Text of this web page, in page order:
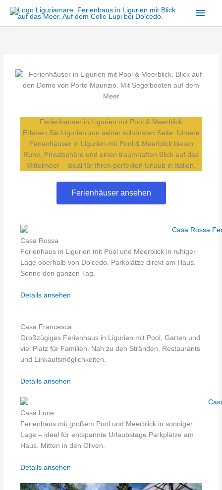
Inhalt
springen
Ferienhäuser in Ligurien mit Pool & Meerblick
Erleben Sie Ligurien von seiner schönsten Seite. Unsere
Ferienhäuser in Ligurien mit Pool & Meerblick bieten
Ruhe, Privatsphäre und einen traumhaften Blick auf das
Mittelmeer – ideal für Ihren perfekten Urlaub in Italien.
Ferienhäuser ansehen
Casa Rossa
Ferienhaus in Ligurien mit Pool und Meerblick in ruhiger
Lage oberhalb von Dolcedo. Parkplätze direkt am Haus.
Sonne den ganzen Tag.
Details ansehen
Casa Francesca
Großzügiges Ferienhaus in Ligurien mit Pool, Garten und
viel Platz für Familien. Nah zu den Stränden, Restaurants
und Einkaufsmöglichkeiten.
Details ansehen
Casa Luce
Ferienhaus mit großem Pool und Meerblick in sonniger
Lage – ideal für entspannte Urlaubstage.Parkplätze am
Haus. Mitten in den Oliven.
Details ansehen